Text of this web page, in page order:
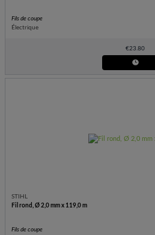
Fils de coupe
Électrique
€23.80
STIHL
Fil rond, Ø 2,0 mm x 119,0 m
Fils de coupe